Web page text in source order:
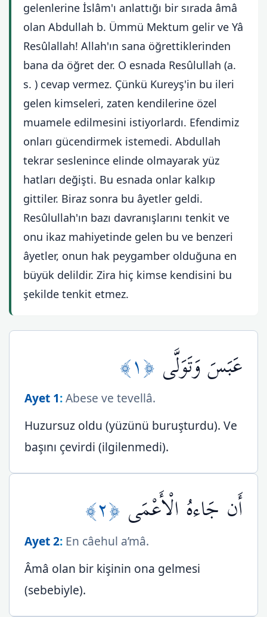
gelenlerine İslâm'ı anlattığı bir sırada âmâ
olan Abdullah b. Ümmü Mektum gelir ve Yâ
Resûlallah! Allah'ın sana öğrettiklerinden
bana da öğret der. O esnada Resûlullah (a.
s. ) cevap vermez. Çünkü Kureyş'in bu ileri
gelen kimseleri, zaten kendilerine özel
muamele edilmesini istiyorlardı. Efendimiz
onları gücendirmek istemedi. Abdullah
tekrar seslenince elinde olmayarak yüz
hatları değişti. Bu esnada onlar kalkıp
gittiler. Biraz sonra bu âyetler geldi.
Resûlullah'ın bazı davranışlarını tenkit ve
onu ikaz mahiyetinde gelen bu ve benzeri
âyetler, onun hak peygamber olduğuna en
büyük delildir. Zira hiç kimse kendisini bu
şekilde tenkit etmez.
عَبَسَ وَتَوَلَّى ﴿١﴾
Ayet 1:Abese ve tevellâ.
Huzursuz oldu (yüzünü buruşturdu). Ve
başını çevirdi (ilgilenmedi).
أَن جَاءهُ الْأَعْمَى ﴿٢﴾
Ayet 2: En câehul a’mâ.
Âmâ olan bir kişinin ona gelmesi
(sebebiyle).